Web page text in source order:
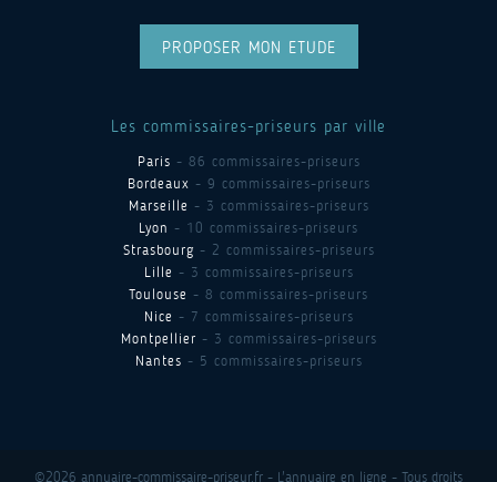
PROPOSER MON ETUDE
Les commissaires-priseurs par ville
Paris - 86 commissaires-priseurs
Bordeaux - 9 commissaires-priseurs
Marseille - 3 commissaires-priseurs
Lyon - 10 commissaires-priseurs
Strasbourg - 2 commissaires-priseurs
Lille - 3 commissaires-priseurs
Toulouse - 8 commissaires-priseurs
Nice - 7 commissaires-priseurs
Montpellier - 3 commissaires-priseurs
Nantes - 5 commissaires-priseurs
©2026 annuaire-commissaire-priseur.fr - L'annuaire en ligne - Tous droits